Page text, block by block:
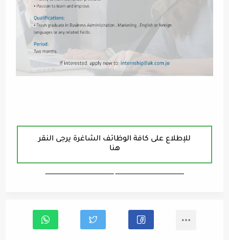
للإطلاع على كافة الوظائف الشاغرة يرجى النقر
هنا
ـــــــــــــــــــــــــــــــــــــــــــــــــــــــــــــــــــ ـــــــــــــــــــــــــــــــــــــــــــــــــــــــــــــــــــ